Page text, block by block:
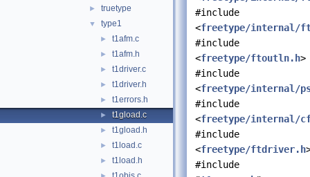
► truetype
▼ type1
► t1afm.c
► t1afm.h
► t1driver.c
► t1driver.h
► t1errors.h
► t1gload.c
► t1gload.h
► t1load.c
► t1load.h
#include
<freetype/internal/
#include
<freetype/ftoutln.h>
#include
<freetype/internal/
#include
<freetype/internal/
#include
<freetype/ftdriver.h
#include